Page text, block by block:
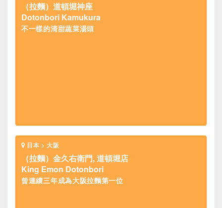
（拉麵）道頓堀神座
Dotonbori Kamukura
不一樣的清甜蔬菜湯頭
日本 > 大阪
（拉麵）金久右衛門, 道頓堀店
King Emon Dotonbori
曾連續三年成為大阪拉麵第一位